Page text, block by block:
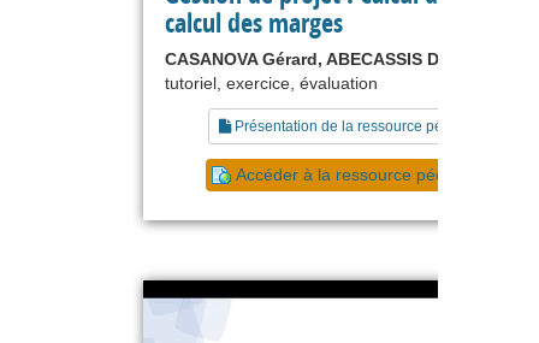
calcul des marges
CASANOVA Gérard, ABECASSIS Denis
tutoriel, exercice, évaluation
Présentation de la ressource pédagogique
Accéder à la ressource pédagogique